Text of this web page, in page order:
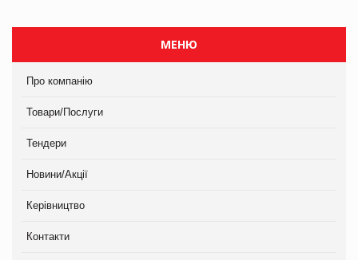
МЕНЮ
Про компанію
Товари/Послуги
Тендери
Новини/Акції
Керівництво
Контакти